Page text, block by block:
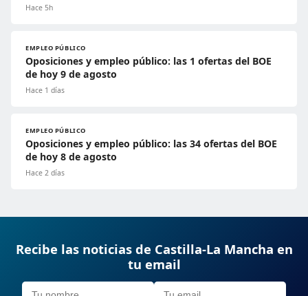
Hace 5h
EMPLEO PÚBLICO
Oposiciones y empleo público: las 1 ofertas del BOE
de hoy 9 de agosto
Hace 1 días
EMPLEO PÚBLICO
Oposiciones y empleo público: las 34 ofertas del BOE
de hoy 8 de agosto
Hace 2 días
Recibe las noticias de Castilla-La Mancha en
tu email